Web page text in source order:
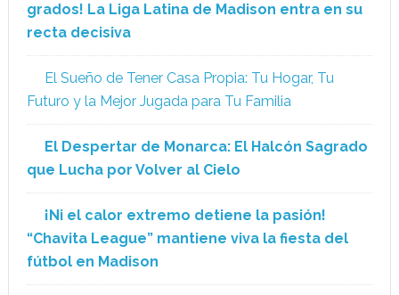
grados! La Liga Latina de Madison entra en su
recta decisiva
El Sueño de Tener Casa Propia: Tu Hogar, Tu
Futuro y la Mejor Jugada para Tu Familia
El Despertar de Monarca: El Halcón Sagrado
que Lucha por Volver al Cielo
¡Ni el calor extremo detiene la pasión!
“Chavita League” mantiene viva la fiesta del
fútbol en Madison